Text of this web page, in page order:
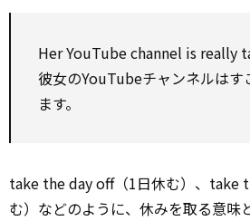
Her YouTube channel is really
彼女のYouTubeチャンネルはす
ます。
take the day off（1日休む）、take
む）などのように、休みを取る意味